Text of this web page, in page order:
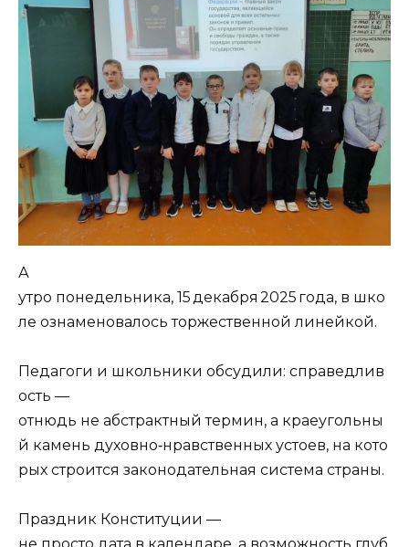
А
утро понедельника, 15 декабря 2025 года, в шко
ле ознаменовалось торжественной линейкой.
Педагоги и школьники обсудили: справедлив
ость —
отнюдь не абстрактный термин, а краеугольны
й камень духовно‑нравственных устоев, на кото
рых строится законодательная система страны.
Праздник Конституции —